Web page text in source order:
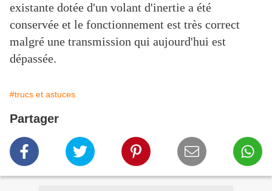
existante dotée d'un volant d'inertie a été
conservée et le fonctionnement est très correct
malgré une transmission qui aujourd'hui est
dépassée.
#trucs et astuces
Partager